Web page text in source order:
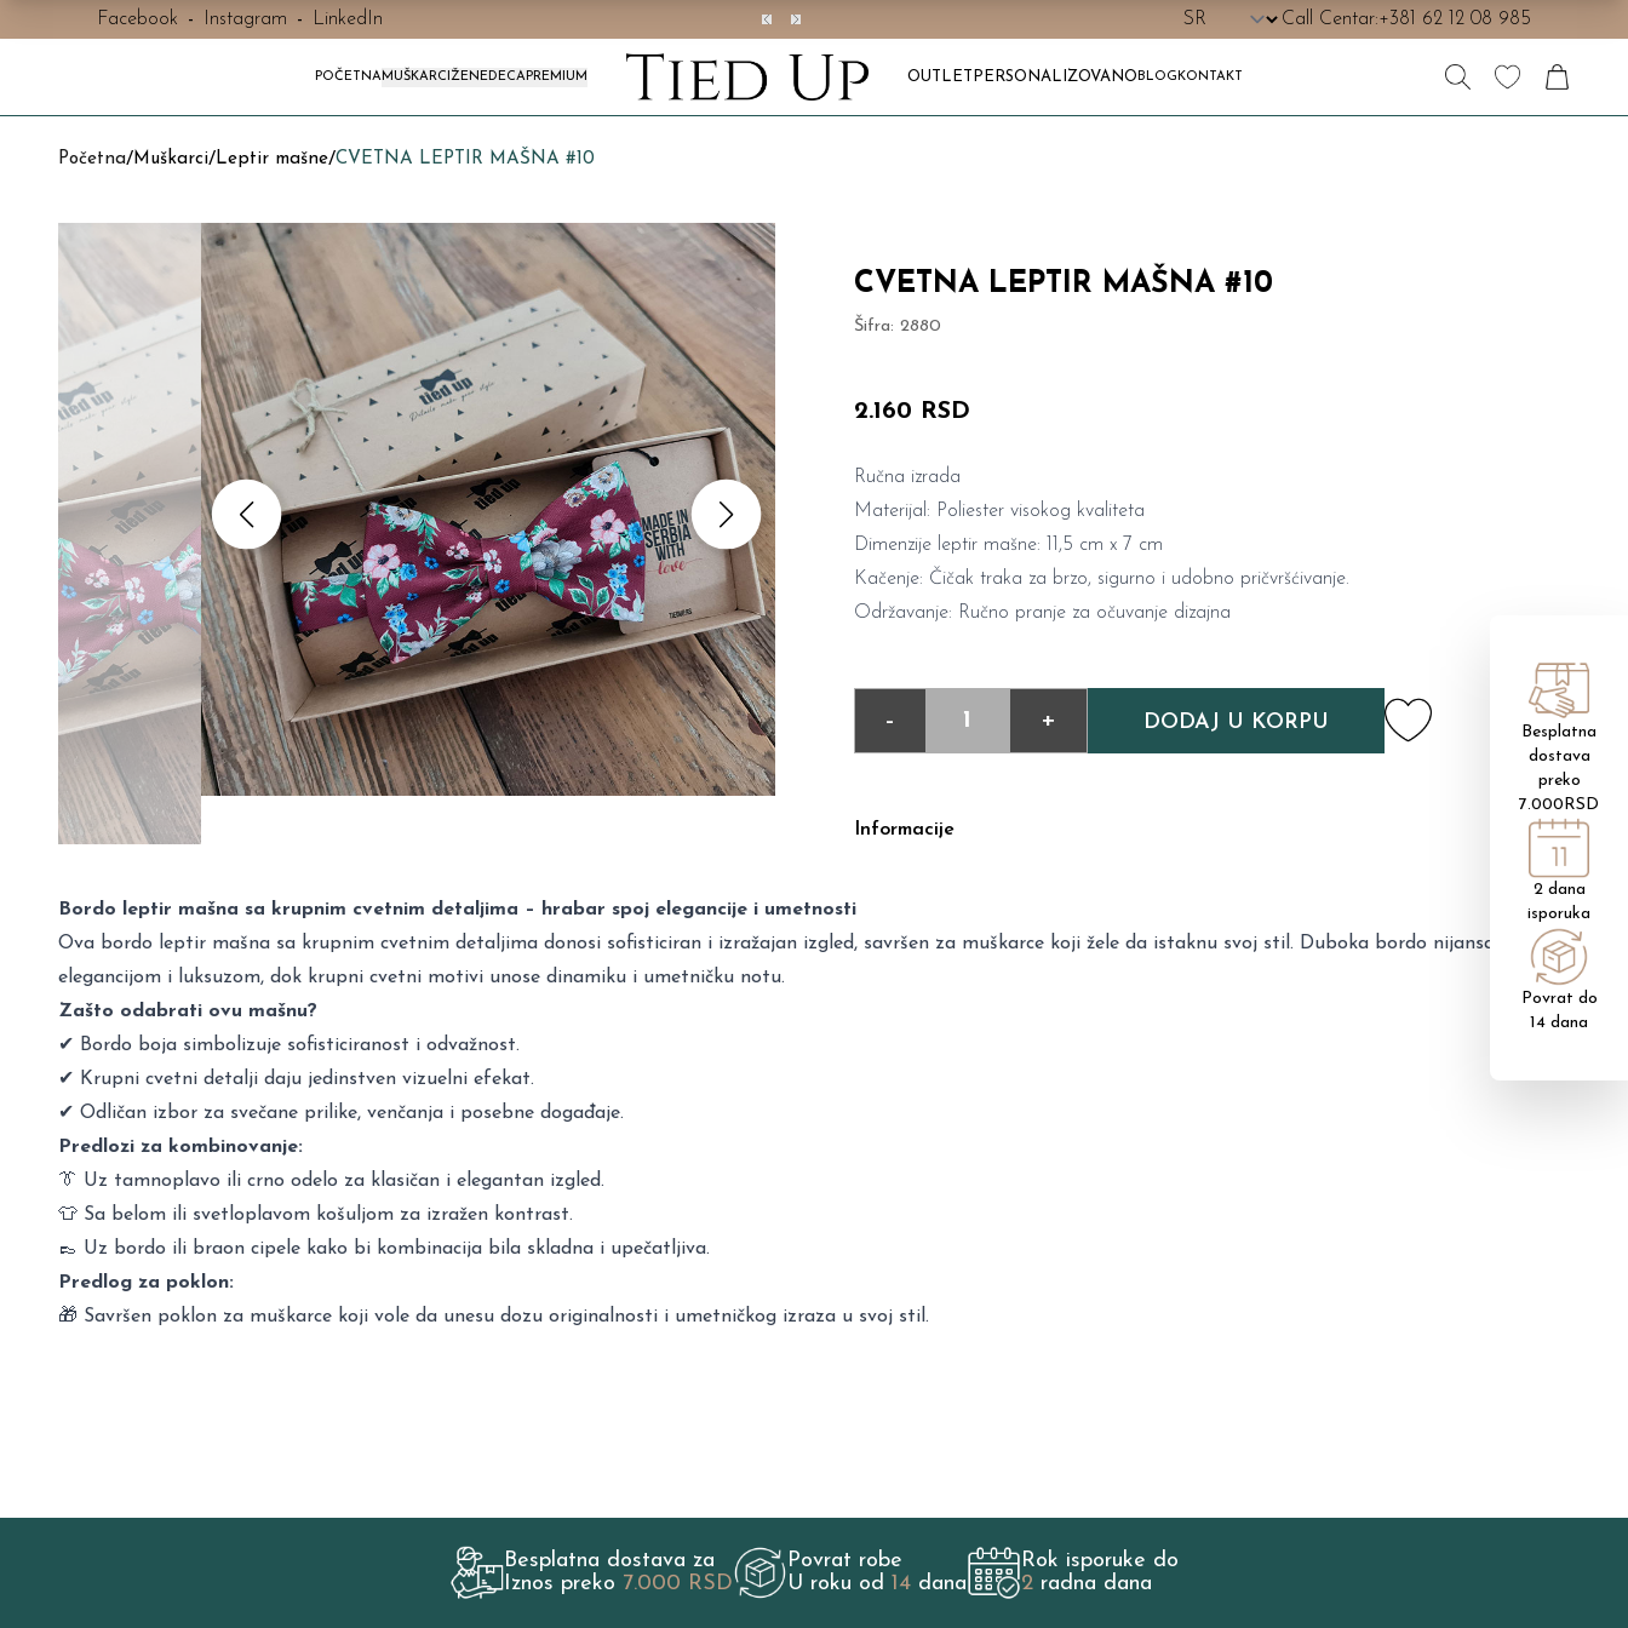
Facebook - Instagram - LinkedIn Call Centar:+381 62 12 08 985
POČETNAMUŠKARCI ŽENEDECAPREMIUM OUTLET PERSONALIZOVANO BLOG KONTAKT
Početna/Muškarci/Leptir mašne/CVETNA LEPTIR MAŠNA #10
CVETNA LEPTIR MAŠNA #10
Šifra: 2880
2.160 RSD
Ručna izrada
Materijal: Poliester visokog kvaliteta
Dimenzije leptir mašne: 11,5 cm x 7 cm
Kačenje: Čičak traka za brzo, sigurno i udobno pričvršćivanje.
Održavanje: Ručno pranje za očuvanje dizajna
- + DODAJ U KORPU
Informacije
Bordo leptir mašna sa krupnim cvetnim detaljima – hrabar spoj elegancije i umetnosti
Ova bordo leptir mašna sa krupnim cvetnim detaljima donosi sofisticiran i izražajan izgled, savršen za muškarce koji žele da istaknu svoj stil. Duboka bordo nijansa odiše
elegancijom i luksuzom, dok krupni cvetni motivi unose dinamiku i umetničku notu.
Zašto odabrati ovu mašnu?
✔ Bordo boja simbolizuje sofisticiranost i odvažnost.
✔ Krupni cvetni detalji daju jedinstven vizuelni efekat.
✔ Odličan izbor za svečane prilike, venčanja i posebne događaje.
Predlozi za kombinovanje:
👔 Uz tamnoplavo ili crno odelo za klasičan i elegantan izgled.
👕 Sa belom ili svetloplavom košuljom za izražen kontrast.
👞 Uz bordo ili braon cipele kako bi kombinacija bila skladna i upečatljiva.
Predlog za poklon:
🎁 Savršen poklon za muškarce koji vole da unesu dozu originalnosti i umetničkog izraza u svoj stil.
Besplatna
dostava
preko
7.000RSD
2 dana
isporuka
Povrat do
14 dana
Besplatna dostava za
Iznos preko 7.000 RSD
Povrat robe
U roku od 14 dana
Rok isporuke do
2 radna dana